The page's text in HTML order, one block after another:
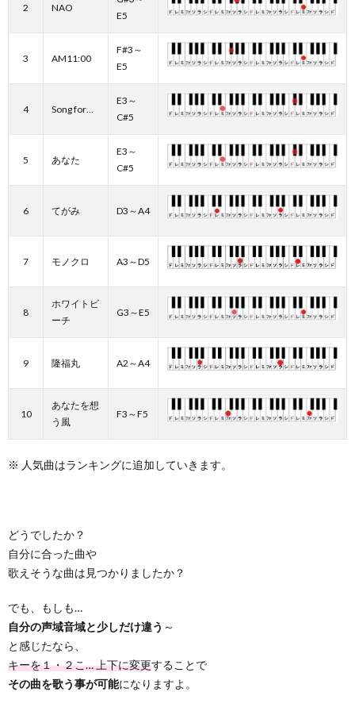
2 NAO
E5
3 AM11:00
F#3～
E5
4 Song for…
E3～
C#5
5 あなた
E3～
C#5
6 てがみ D3～A4
7 モノクロ A3～D5
8
ホワイトビ
ーチ
G3～E5
9 隆福丸 A2～A4
10
あなたを想
う風
F3～F5
※ 人気曲はランキングに追加していきます。
どうでしたか？
自分に合った曲や
歌えそうな曲は見つかりましたか？
でも、もしも…
自分の声域音域と少しだけ違う ～
と感じたなら、
キーを１・２こ… 上下に変更することで
その曲を歌う事が可能になりますよ。